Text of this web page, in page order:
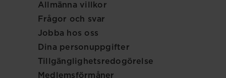
Allmänna villkor
Frågor och svar
Jobba hos oss
Dina personuppgifter
Tillgänglighetsredogörelse
Medlemsförmåner